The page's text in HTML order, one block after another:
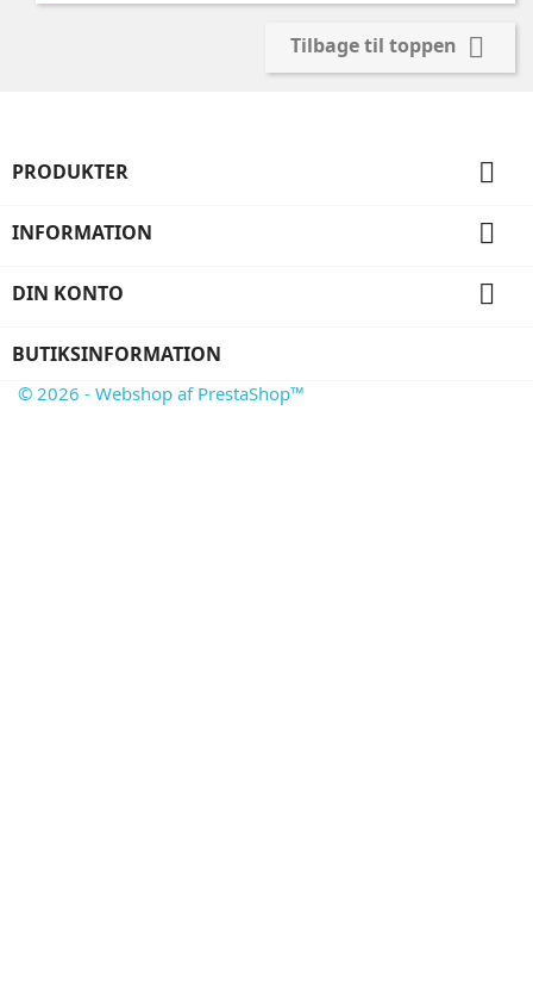
Tilbage til toppen 
PRODUKTER 
INFORMATION 
DIN KONTO 
BUTIKSINFORMATION
© 2026 - Webshop af PrestaShop™